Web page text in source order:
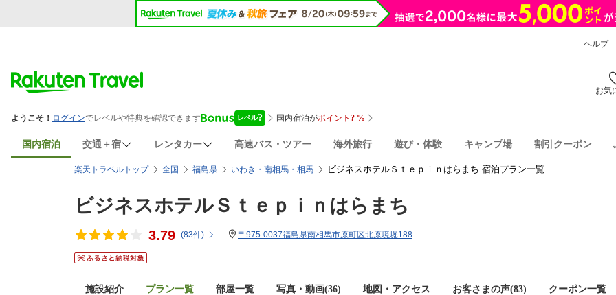
ヘルプ
お気
国内宿泊 交通＋宿 レンタカー 高速バス・ツアー 海外旅行 遊び・体験 キャンプ場 割引クーポン
楽天トラベルトップ 全国 福島県 いわき・南相馬・相馬 ビジネスホテルＳｔｅｐｉｎはらまち 宿泊プラン一覧
ビジネスホテルＳｔｅｐｉｎはらまち
3.79 (83件) 〒975-0037福島県南相馬市原町区北原境堀188
施設紹介 プラン一覧 部屋一覧 写真・動画(36) 地図・アクセス お客さまの声(83) クーポン一覧